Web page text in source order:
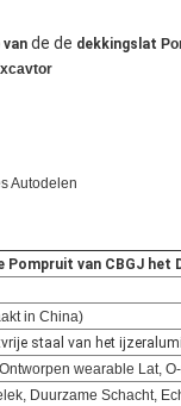
van de de dekkingslat
Autodelen
Pompruit van CBGJ het
in China)
staal van het
wearable Lat,
Duurzame Schacht,